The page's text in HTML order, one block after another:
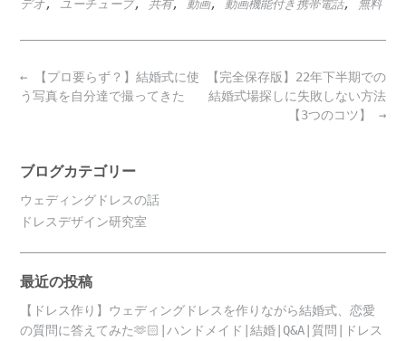
デオ, ユーチューブ, 共有, 動画, 動画機能付き携帯電話, 無料
Post
navigation
【完全保存版】22年下半期での
結婚式場探しに失敗しない方法
【3つのコツ】 →
← 【プロ要らず？】結婚式に使
う写真を自分達で撮ってきた
ブログカテゴリー
ウェディングドレスの話
ドレスデザイン研究室
最近の投稿
【ドレス作り】ウェディングドレスを作りながら結婚式、恋愛
の質問に答えてみた🫶🏻|ハンドメイド|結婚|Q&A|質問|ドレス